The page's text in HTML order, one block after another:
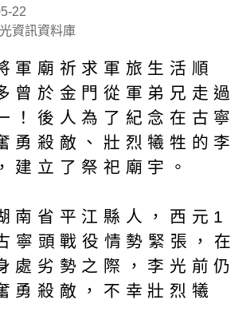
22
資訊資料庫
軍廟祈求軍旅生活順
曾於金門從軍弟兄走過
！後人為了紀念在古寧
勇殺敵、壯烈犧牲的李
建立了祭祀廟宇。
南省平江縣人，西元1
寧頭戰役情勢緊張，在
處劣勢之際，李光前仍
勇殺敵，不幸壯烈犧